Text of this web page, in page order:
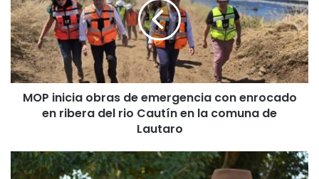
i
n
i
c
i
a
d
MOP inicia obras de emergencia con enrocado
en ribera del rio Cautín en la comuna de
Lautaro
M